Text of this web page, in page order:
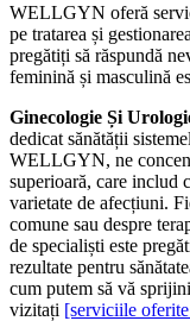
WELLGYN oferă
pe tratarea și
pregătiți să răspundă
feminină și masculină
Ginecologie Și
dedicat sănătății
WELLGYN, ne
superioară, care includ
varietate de afecțiuni.
comune sau despre
de specialiști este
rezultate pentru
cum putem să vă
vizitați [serviciile